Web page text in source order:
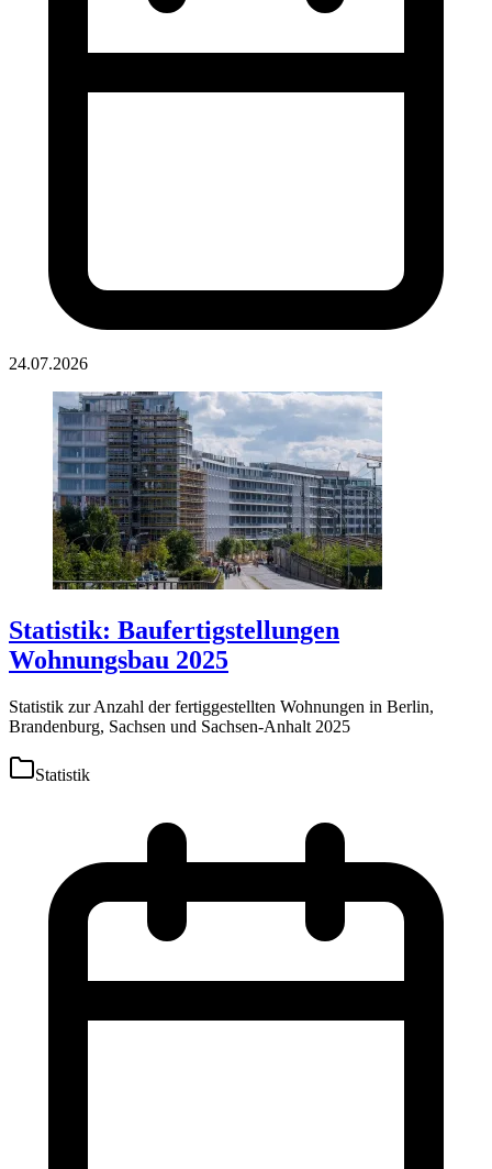
24.07.2026
Statistik: Baufertigstellungen
Wohnungsbau 2025
Statistik zur Anzahl der fertiggestellten Wohnungen in Berlin,
Brandenburg, Sachsen und Sachsen-Anhalt 2025
Statistik